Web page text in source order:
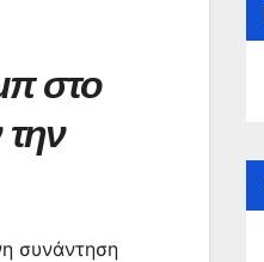
στο
συνάντηση